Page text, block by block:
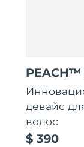
PEACH™
девайс
волос
$ 390